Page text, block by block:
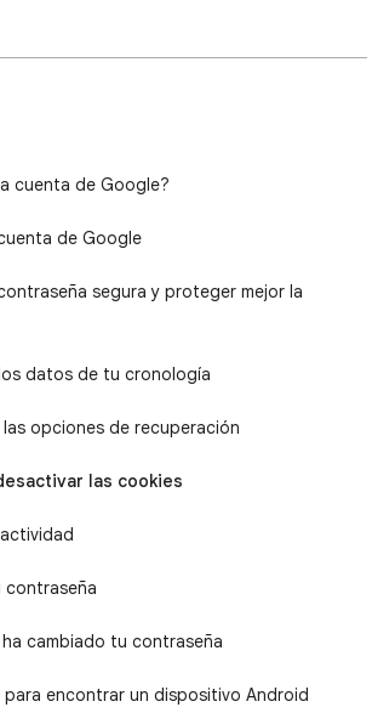
cuenta de Google?
de Google
segura y proteger mejor la
datos de tu cronología
opciones de recuperación
las cookies
contraseña
ha cambiado tu contraseña
para encontrar un dispositivo Android